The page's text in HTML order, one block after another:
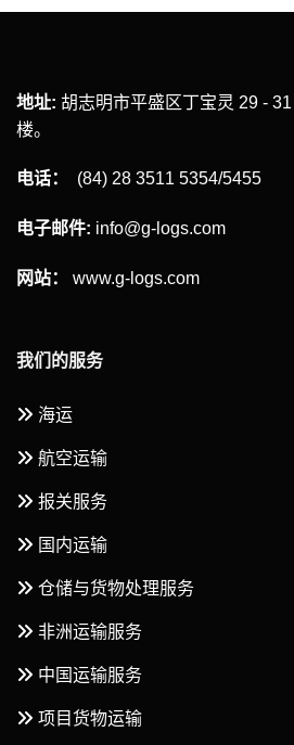
地址: 胡志明市平盛区丁宝灵 29 -
楼。
电话： (84) 28 3511 5354/5455
电子邮件: info@g-logs.com
网站： www.g-logs.com
我们的服务
海运
航空运输
报关服务
国内运输
仓储与货物处理服务
非洲运输服务
中国运输服务
项目货物运输